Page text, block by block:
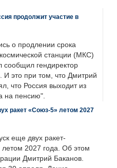
продолжит участие в
о продлении срока
станции (МКС)
гендиректор
И это при том, что Дмитрий
что Россия выходит из
на пенсию".
ракет «Союз-5» летом 2027
еще двух ракет-
летом 2027 года. Об этом
Дмитрий Баканов.